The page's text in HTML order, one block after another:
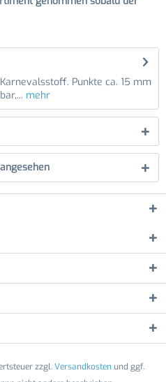
Punkte ca. 15 mm
mehr
zzgl.Versandkostenund ggf.